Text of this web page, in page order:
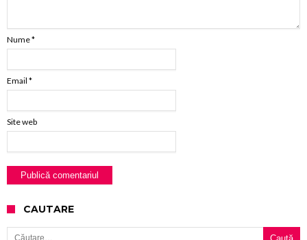
Nume*
Email *
Site web
CAUTARE
Caută după: